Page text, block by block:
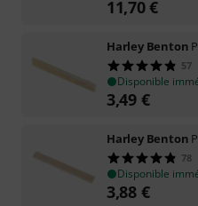
11,70€
Harley Benton
57
Disponible
3,49 €
Harley Benton
78
Disponible
3,88 €